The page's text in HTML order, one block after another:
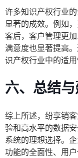
许多知识产权行业
显著的成效。例如
客后，客户管理更
满意度也显著提高
识产权行业中的适用
六、总结
综上所述，纷享销
验和高水平的数据
系统的理想选择。
功能的全面性、用